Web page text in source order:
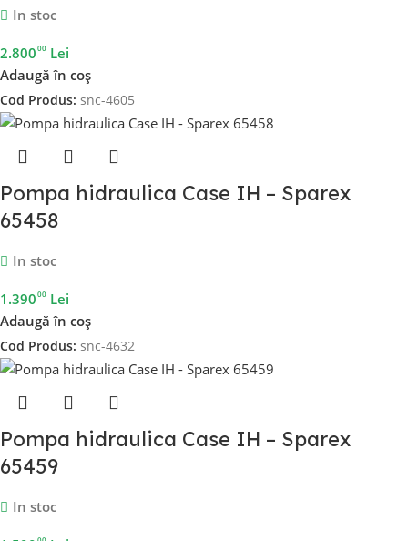
In stoc
2.80000 Lei
Adaugă în coș
Cod Produs: snc-4605
Pompa hidraulica Case IH – Sparex
65458
In stoc
1.39000 Lei
Adaugă în coș
Cod Produs: snc-4632
Pompa hidraulica Case IH – Sparex
65459
In stoc